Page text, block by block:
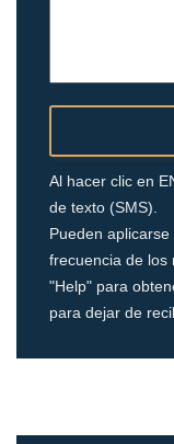
Al hacer clic en
de texto (SMS).
Pueden
frecuencia de los
"Help" para
para dejar de